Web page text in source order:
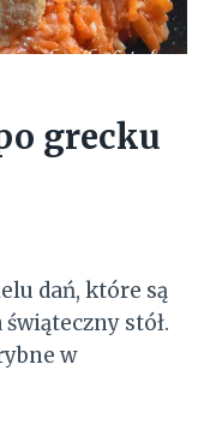
grecku
dań, które są
stół.
w